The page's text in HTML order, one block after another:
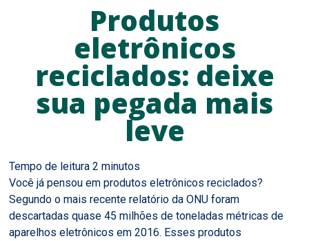
Produtos
eletrônicos
reciclados: deixe
sua pegada mais
leve
Você já pensou em produtos eletrônicos reciclados?
Segundo o mais recente relatório da ONU foram
descartadas quase 45 milhões de toneladas métricas de
aparelhos eletrônicos em 2016. Esses produtos